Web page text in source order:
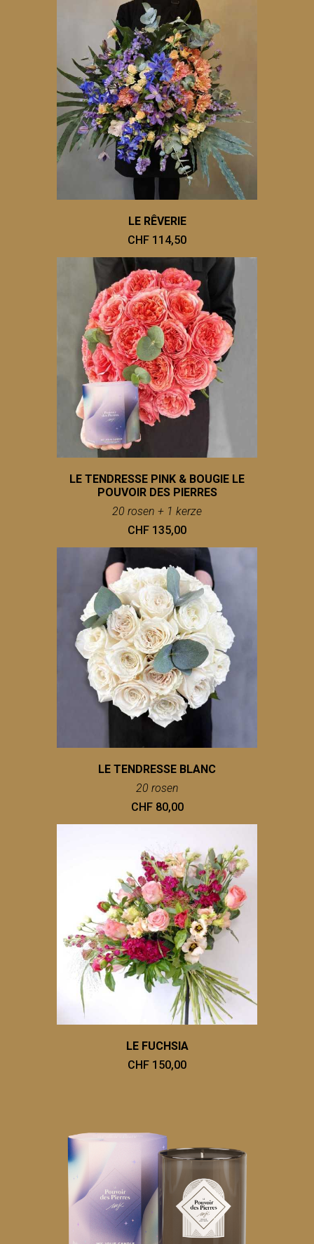
LE RÊVERIE
CHF 114,50
LE TENDRESSE PINK & BOUGIE LE
POUVOIR DES PIERRES
20 rosen + 1 kerze
CHF 135,00
LE TENDRESSE BLANC
20 rosen
CHF 80,00
LE FUCHSIA
CHF 150,00